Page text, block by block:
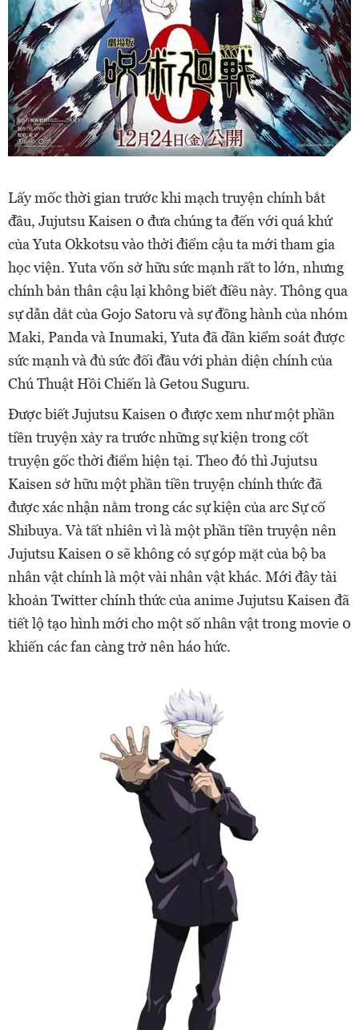
Lấy mốc thời gian trước khi mạch truyện chính bắt
đầu, Jujutsu Kaisen 0 đưa chúng ta đến với quá khứ
của Yuta Okkotsu vào thời điểm cậu ta mới tham gia
học viện. Yuta vốn sở hữu sức mạnh rất to lớn, nhưng
chính bản thân cậu lại không biết điều này. Thông qua
sự dẫn dắt của Gojo Satoru và sự đồng hành của nhóm
Maki, Panda và Inumaki, Yuta đã dần kiểm soát được
sức mạnh và đủ sức đối đầu với phản diện chính của
Chú Thuật Hồi Chiến là Getou Suguru.
Được biết Jujutsu Kaisen 0 được xem như một phần
tiền truyện xảy ra trước những sự kiện trong cốt
truyện gốc thời điểm hiện tại. Theo đó thì Jujutsu
Kaisen sở hữu một phần tiền truyện chính thức đã
được xác nhận nằm trong các sự kiện của arc Sự cố
Shibuya. Và tất nhiên vì là một phần tiền truyện nên
Jujutsu Kaisen 0 sẽ không có sự góp mặt của bộ ba
nhân vật chính là một vài nhân vật khác. Mới đây tài
khoản Twitter chính thức của anime Jujutsu Kaisen đã
tiết lộ tạo hình mới cho một số nhân vật trong movie 0
khiến các fan càng trở nên háo hức.